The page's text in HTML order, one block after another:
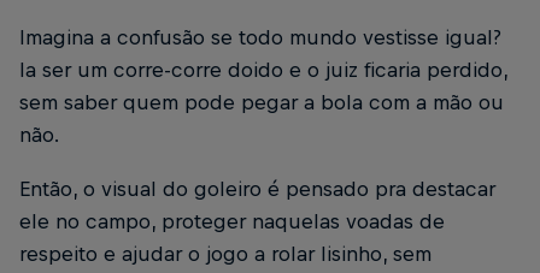
Imagina a confusão se todo mundo vestisse igual?
Ia ser um corre-corre doido e o juiz ficaria perdido,
sem saber quem pode pegar a bola com a mão ou
não.
Então, o visual do goleiro é pensado pra destacar
ele no campo, proteger naquelas voadas de
respeito e ajudar o jogo a rolar lisinho, sem